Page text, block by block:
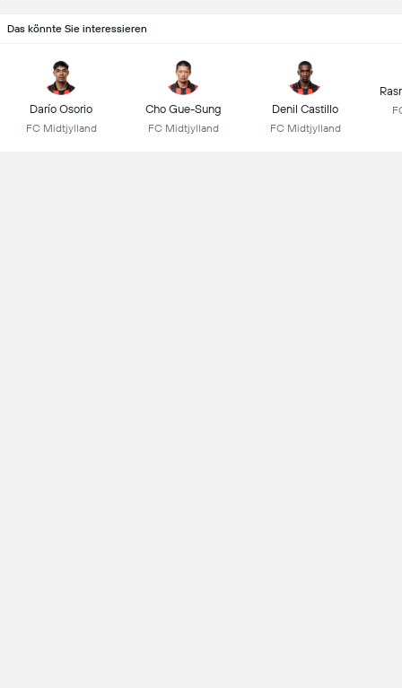
Das könnte Sie interessieren
Darío Osorio
FC Midtjylland
Cho Gue-Sung
FC Midtjylland
Denil Castillo
FC Midtjylland